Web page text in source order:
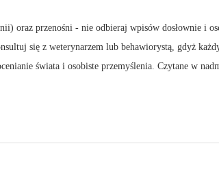
oraz przenośni - nie odbieraj wpisów dosłownie i
się z weterynarzem lub behawiorystą, gdyż
świata i osobiste przemyślenia. Czytane w